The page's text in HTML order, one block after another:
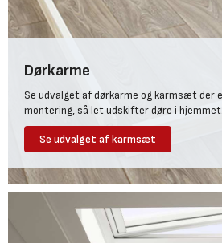
Dørkarme
Se udvalget af dørkarme og karmsæt der
montering, så let udskifter døre i hjemmet.
Se udvalget af karmsæt